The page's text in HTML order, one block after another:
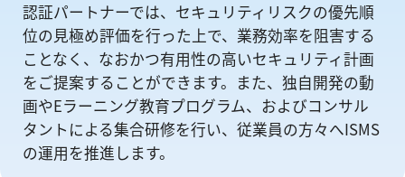
認証パートナーでは、セキュリティリスクの優先順
位の⾒極め評価を⾏った上で、業務効率を阻害する
ことなく、なおかつ有⽤性の⾼いセキュリティ計画
をご提案することができます。また、独自開発の動
画やEラーニング教育プログラム、およびコンサル
タントによる集合研修を⾏い、従業員の方々へISMS
の運⽤を推進します。